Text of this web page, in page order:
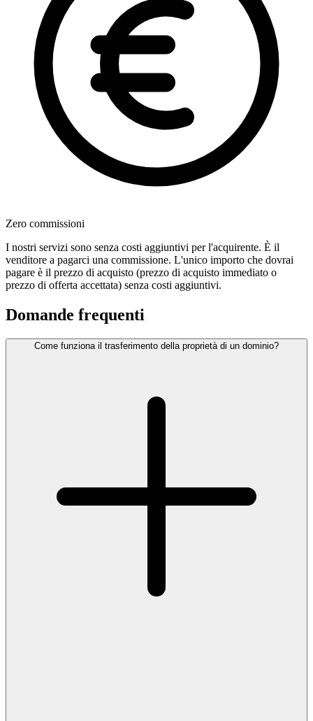
Zero commissioni
I nostri servizi sono senza costi aggiuntivi per l'acquirente. È il
venditore a pagarci una commissione. L'unico importo che dovrai
pagare è il prezzo di acquisto (prezzo di acquisto immediato o
prezzo di offerta accettata) senza costi aggiuntivi.
Domande frequenti
Come funziona il trasferimento della proprietà di un dominio?